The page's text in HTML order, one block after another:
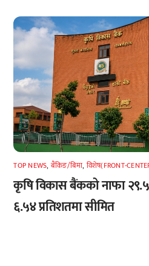
TOP NEWS, बैंकिङ/बिमा, विशेष(FRONT-
कृषि विकास बैंकको नाफा
६.५४ प्रतिशतमा सीमित